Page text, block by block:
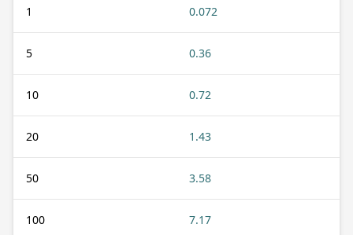
1 0.072
5 0.36
10 0.72
20 1.43
50 3.58
100 7.17